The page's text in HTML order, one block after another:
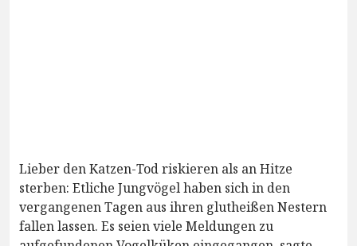
Lieber den Katzen-Tod riskieren als an Hitze
sterben: Etliche Jungvögel haben sich in den
vergangenen Tagen aus ihren glutheißen Nestern
fallen lassen. Es seien viele Meldungen zu